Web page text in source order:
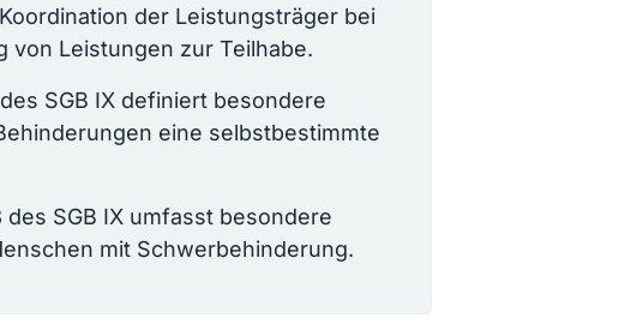
der Leistungsträger bei
von Leistungen zur Teilhabe.
SGB IX definiert besondere
eine selbstbestimmte
des SGB IX umfasst besondere
mit Schwerbehinderung.